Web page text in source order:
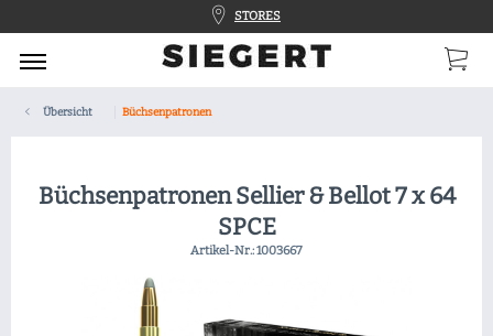
STORES
Übersicht Büchsenpatronen
Büchsenpatronen Sellier & Bellot 7 x 64
SPCE
Artikel-Nr.:1003667